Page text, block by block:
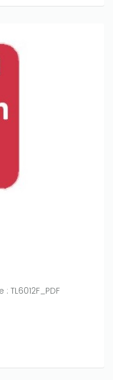
TL6012F_PDF